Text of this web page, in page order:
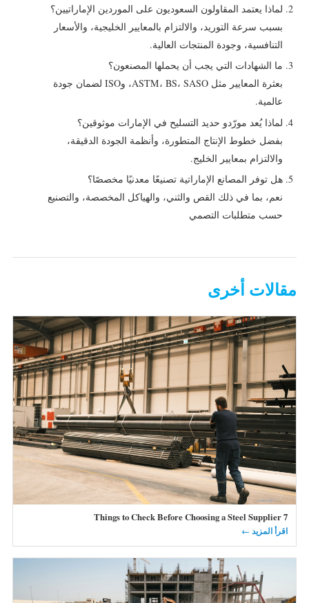
لماذا يعتمد المقاولون السعوديون على الموردين الإماراتيين؟
بسبب سرعة التوريد، والالتزام بالمعايير الخليجية، والأسعار
التنافسية، وجودة المنتجات العالية.
ما الشهادات التي يجب أن يحملها المصنعون؟
بعثرة المعايير مثل ASTM، BS، SASO، وISO لضمان جودة
عالمية.
لماذا يُعد مورّدو حديد التسليح في الإمارات موثوقين؟
بفضل خطوط الإنتاج المتطورة، وأنظمة الجودة الدقيقة،
والالتزام بمعايير الخليج.
هل توفر المصانع الإماراتية تصنيعًا معدنيًا مخصصًا؟
نعم، بما في ذلك القص والثني، والهياكل المخصصة، والتصنيع
حسب متطلبات التصمي
مقالات أخرى
7 Things to Check Before Choosing a Steel Supplier
اقرأ المزيد ←